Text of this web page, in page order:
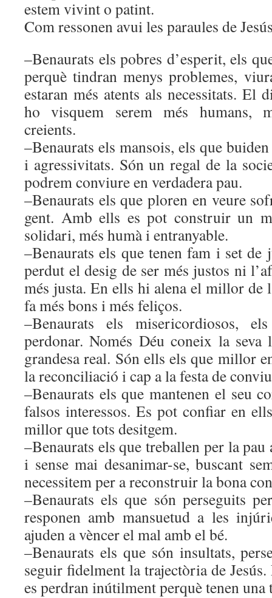
estem vivint o patint.
Com ressonen avui les paraules de
–Benaurats els pobres d’esperit, els
perquè tindran menys problemes,
estaran més atents als necessitats. El
ho visquem serem més humans,
creients.
–Benaurats els mansois, els que
i agressivitats. Són un regal de la
podrem conviure en verdadera pau.
–Benaurats els que ploren en veure
gent. Amb ells es pot construir un
solidari, més humà i entranyable.
–Benaurats els que tenen fam i set de
perdut el desig de ser més justos ni
més justa. En ells hi alena el millor de
fa més bons i més feliços.
–Benaurats els misericordiosos,
perdonar. Només Déu coneix la
grandesa real. Són ells els que millor
la reconciliació i cap a la festa de
–Benaurats els que mantenen el seu
falsos interessos. Es pot confiar en
millor que tots desitgem.
–Benaurats els que treballen per la
i sense mai desanimar-se, buscant
necessitem per a reconstruir la bona
–Benaurats els que són perseguits
responen amb mansuetud a les
ajuden a vèncer el mal amb el bé.
–Benaurats els que són insultats,
seguir fidelment la trajectòria de Jesús.
es perdran inútilment perquè tenen una